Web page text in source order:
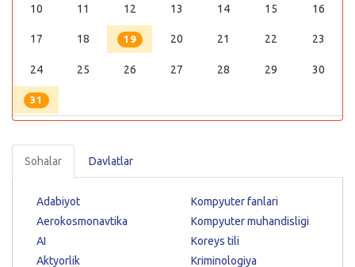
10 11 12 13 14 15 16
17 18 19 20 21 22 23
24 25 26 27 28 29 30
31
Sohalar Davlatlar
Adabiyot
Aerokosmonavtika
AI
Aktyorlik
Kompyuter fanlari
Kompyuter muhandisligi
Koreys tili
Kriminologiya